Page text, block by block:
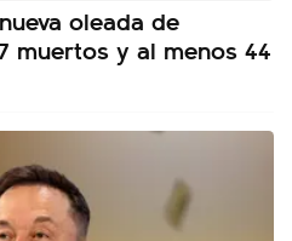
oleada de
muertos y al menos 44